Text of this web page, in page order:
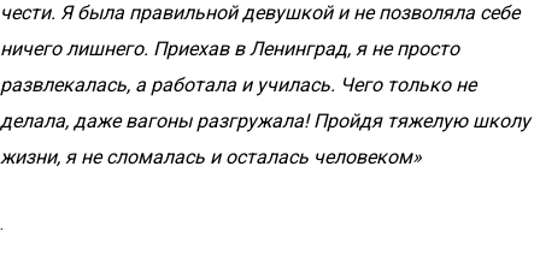
чести. Я была правильной девушкой и не позволяла себе
ничего лишнего. Приехав в Ленинград, я не просто
развлекалась, а работала и училась. Чего только не
делала, даже вагоны разгружала! Пройдя тяжелую школу
жизни, я не сломалась и осталась человеком»
.